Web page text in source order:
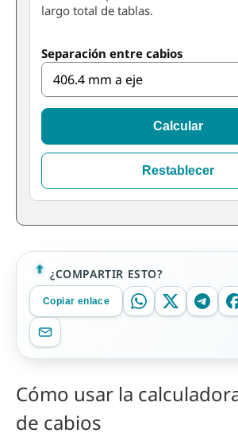
largo total de tablas.
Separación entre cabios
Calcular
Restablecer
¿COMPARTIR ESTO?
Copiar enlace
Cómo usar la
de cabios